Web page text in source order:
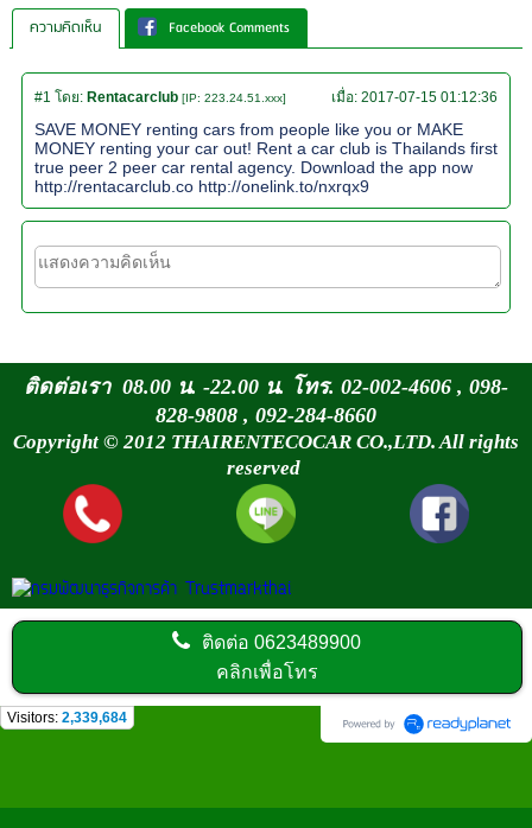
ความคิดเห็น Facebook Comments
#1 โดย: Rentacarclub [IP: 223.24.51.xxx] เมื่อ:2017-07-15 01:12:36
SAVE MONEY renting cars from people like you or MAKE
MONEY renting your car out! Rent a car club is Thailands first
true peer 2 peer car rental agency. Download the app now
http://rentacarclub.co http://onelink.to/nxrqx9
ติดต่อเรา 08.00 น. -22.00 น. โทร. 02-002-4606 , 098-
828-9808 , 092-284-8660
Copyright © 2012 THAIRENTECOCAR CO.,LTD. All rights
reserved
ติดต่อ0623489900
คลิกเพื่อโทร
Visitors: 2,339,684